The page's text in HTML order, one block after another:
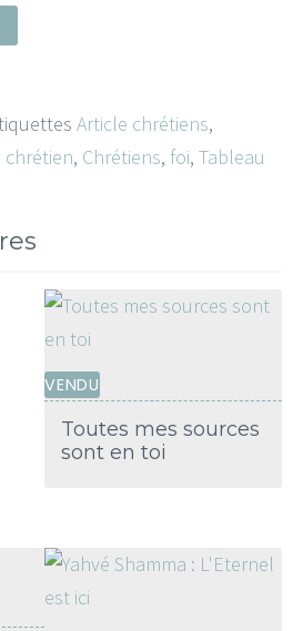
Article chrétiens,
chrétien, Chrétiens, foi, Tableau
VENDU
Toutes mes sources
sont en toi